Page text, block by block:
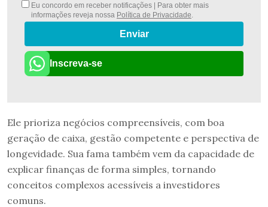
Eu concordo em receber notificações | Para obter mais
informações reveja nossa Política de Privacidade
Enviar
Inscreva-se
Ele prioriza negócios compreensíveis, com boa
geração de caixa, gestão competente e perspectiva de
longevidade. Sua fama também vem da capacidade de
explicar finanças de forma simples, tornando
conceitos complexos acessíveis a investidores
comuns.